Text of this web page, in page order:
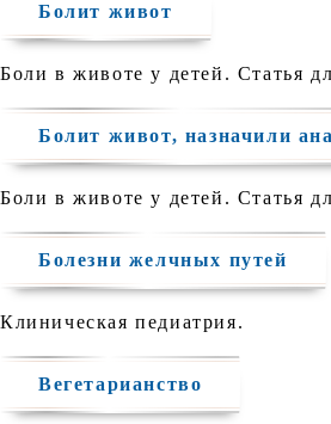
Болит живот
Боли в животе у детей. Статья
Болит живот, назначили
Боли в животе у детей. Статья
Болезни желчных путей
Клиническая педиатрия.
Вегетарианство